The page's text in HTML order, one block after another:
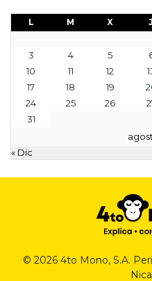
L M X J
3
4 5
10
11 12
17
18 19
24
25 26
31
« Dic
© 2026 4to Mono, S.A.